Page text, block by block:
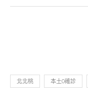
北北桃 本土0確診